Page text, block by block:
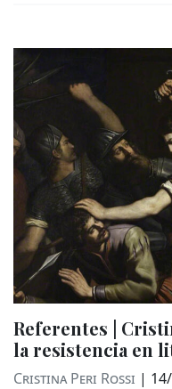
Referentes |
la resistencia en
Cristina Peri Rossi |